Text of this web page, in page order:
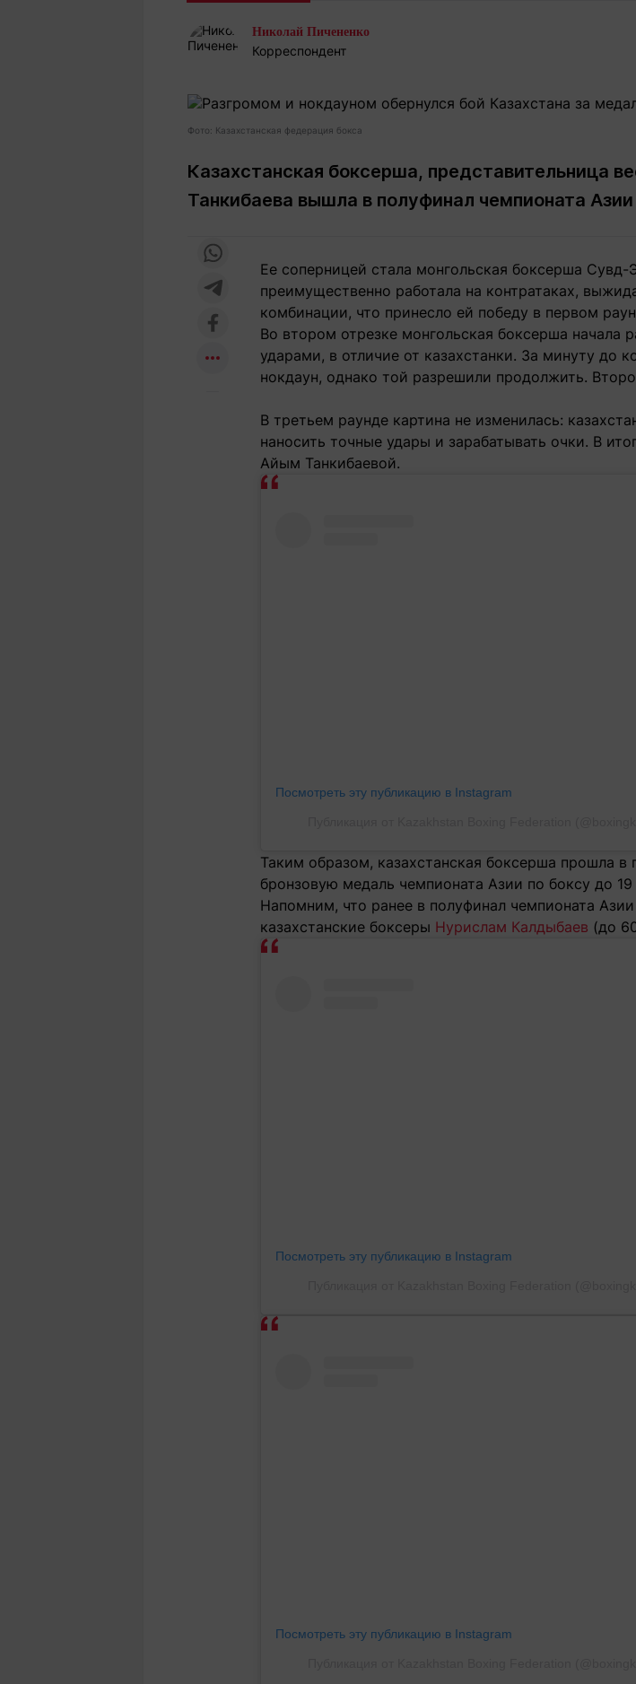
Погода
Рейтинги
О проекте Контакты редакции Вакансии
Редакция
+7 (777) 001 44 99
Реклама
+7 (700) 3 888 188
Николай Пичененко
Корреспондент
Фото: Казахстанская федерация бокса
Казахстанская боксерша, представительница
Танкибаева вышла в полуфинал чемпионата
Ее соперницей стала монгольская боксерша
преимущественно работала на контратаках,
комбинации, что принесло ей победу в первом
Во втором отрезке монгольская боксерша начала
ударами, в отличие от казахстанки. За минуту до
нокдаун, однако той разрешили продолжить.
В третьем раунде картина не изменилась:
наносить точные удары и зарабатывать очки. В
Айым Танкибаевой.
Посмотреть эту публикацию в Instagram
Таким образом, казахстанская боксерша прошла
бронзовую медаль чемпионата Азии по боксу до 19
Напомним, что ранее в полуфинал чемпионата
казахстанские боксеры Нурислам Калдыбаев (до
Посмотреть эту публикацию в Instagram
Посмотреть эту публикацию в Instagram